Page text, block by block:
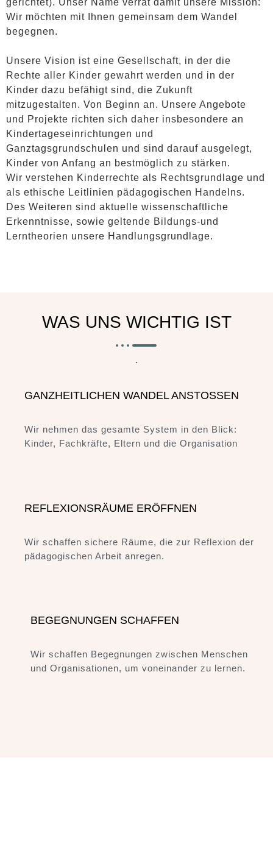
gerichtet). Unser Name verrät damit unsere Mission:
Wir möchten mit Ihnen gemeinsam dem Wandel
begegnen.
Unsere Vision ist eine Gesellschaft, in der die
Rechte aller Kinder gewahrt werden und in der
Kinder dazu befähigt sind, die Zukunft
mitzugestalten. Von Beginn an. Unsere Angebote
und Projekte richten sich daher insbesondere an
Kindertageseinrichtungen und
Ganztagsgrundschulen und sind darauf ausgelegt,
Kinder von Anfang an bestmöglich zu stärken.
Wir verstehen Kinderrechte als Rechtsgrundlage und
als ethische Leitlinien pädagogischen Handelns.
Des Weiteren sind aktuelle wissenschaftliche
Erkenntnisse, sowie geltende Bildungs-und
Lerntheorien unsere Handlungsgrundlage.
WAS UNS WICHTIG IST
.
GANZHEITLICHEN WANDEL ANSTOSSEN
Wir nehmen das gesamte System in den Blick:
Kinder, Fachkräfte, Eltern und die Organisation
REFLEXIONSRÄUME ERÖFFNEN
Wir schaffen sichere Räume, die zur Reflexion der
pädagogischen Arbeit anregen.
BEGEGNUNGEN SCHAFFEN
Wir schaffen Begegnungen zwischen Menschen
und Organisationen, um voneinander zu lernen.